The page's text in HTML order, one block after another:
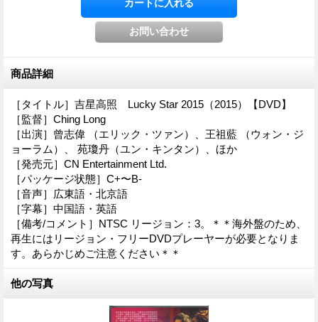
商品詳細
［タイトル］吉星高照 Lucky Star 2015（2015）【DVD】
［監督］Ching Long
［出演］曾志偉 （エリック・ツァン）、王祖藍 （ウォン・ジ
ョーラム）、 苑瓊丹（ユン・キンタン）、ほか
［発売元］CN Entertainment Ltd.
［パッケージ状態］C+〜B-
［音声］広東語・北京語
［字幕］中国語・英語
［備考/コメント］NTSC リージョン：3。＊＊海外盤のため、
再生にはリージョン・フリーDVDプレーヤーが必要となりま
す。あらかじめご注意ください＊＊
他の写真